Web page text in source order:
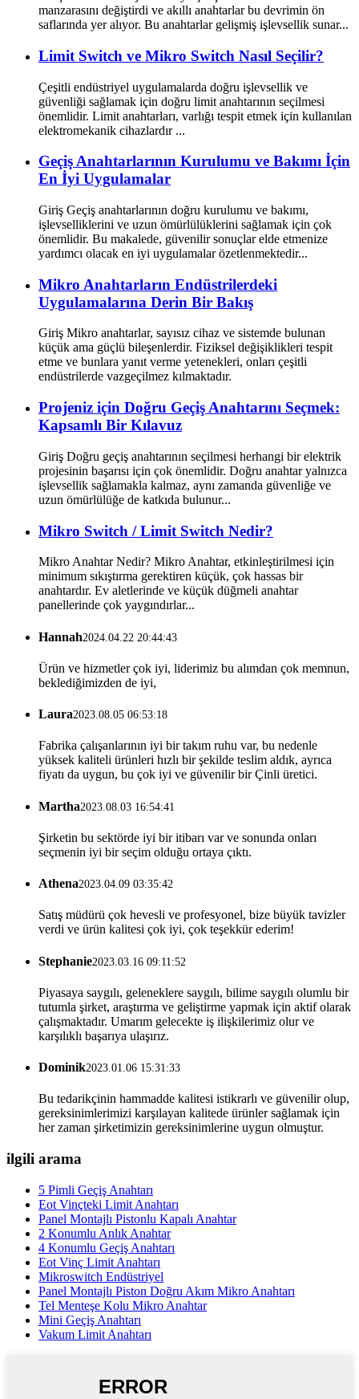
manzarasını değiştirdi ve akıllı anahtarlar bu devrimin ön
saflarında yer alıyor. Bu anahtarlar gelişmiş işlevsellik sunar...
Limit Switch ve Mikro Switch Nasıl Seçilir?
Çeşitli endüstriyel uygulamalarda doğru işlevsellik ve
güvenliği sağlamak için doğru limit anahtarının seçilmesi
önemlidir. Limit anahtarları, varlığı tespit etmek için kullanılan
elektromekanik cihazlardır ...
Geçiş Anahtarlarının Kurulumu ve Bakımı İçin
En İyi Uygulamalar
Giriş Geçiş anahtarlarının doğru kurulumu ve bakımı,
işlevselliklerini ve uzun ömürlülüklerini sağlamak için çok
önemlidir. Bu makalede, güvenilir sonuçlar elde etmenize
yardımcı olacak en iyi uygulamalar özetlenmektedir...
Mikro Anahtarların Endüstrilerdeki
Uygulamalarına Derin Bir Bakış
Giriş Mikro anahtarlar, sayısız cihaz ve sistemde bulunan
küçük ama güçlü bileşenlerdir. Fiziksel değişiklikleri tespit
etme ve bunlara yanıt verme yetenekleri, onları çeşitli
endüstrilerde vazgeçilmez kılmaktadır.
Projeniz için Doğru Geçiş Anahtarını Seçmek:
Kapsamlı Bir Kılavuz
Giriş Doğru geçiş anahtarının seçilmesi herhangi bir elektrik
projesinin başarısı için çok önemlidir. Doğru anahtar yalnızca
işlevsellik sağlamakla kalmaz, aynı zamanda güvenliğe ve
uzun ömürlülüğe de katkıda bulunur...
Mikro Switch / Limit Switch Nedir?
Mikro Anahtar Nedir? Mikro Anahtar, etkinleştirilmesi için
minimum sıkıştırma gerektiren küçük, çok hassas bir
anahtardır. Ev aletlerinde ve küçük düğmeli anahtar
panellerinde çok yaygındırlar...
Hannah2024.04.22 20:44:43
Ürün ve hizmetler çok iyi, liderimiz bu alımdan çok memnun,
beklediğimizden de iyi,
Laura2023.08.05 06:53:18
Fabrika çalışanlarının iyi bir takım ruhu var, bu nedenle
yüksek kaliteli ürünleri hızlı bir şekilde teslim aldık, ayrıca
fiyatı da uygun, bu çok iyi ve güvenilir bir Çinli üretici.
Martha2023.08.03 16:54:41
Şirketin bu sektörde iyi bir itibarı var ve sonunda onları
seçmenin iyi bir seçim olduğu ortaya çıktı.
Athena2023.04.09 03:35:42
Satış müdürü çok hevesli ve profesyonel, bize büyük tavizler
verdi ve ürün kalitesi çok iyi, çok teşekkür ederim!
Stephanie2023.03.16 09:11:52
Piyasaya saygılı, geleneklere saygılı, bilime saygılı olumlu bir
tutumla şirket, araştırma ve geliştirme yapmak için aktif olarak
çalışmaktadır. Umarım gelecekte iş ilişkilerimiz olur ve
karşılıklı başarıya ulaşırız.
Dominik2023.01.06 15:31:33
Bu tedarikçinin hammadde kalitesi istikrarlı ve güvenilir olup,
gereksinimlerimizi karşılayan kalitede ürünler sağlamak için
her zaman şirketimizin gereksinimlerine uygun olmuştur.
ilgili arama
5 Pimli Geçiş Anahtarı
Eot Vinçteki Limit Anahtarı
Panel Montajlı Pistonlu Kapalı Anahtar
2 Konumlu Anlık Anahtar
4 Konumlu Geçiş Anahtarı
Eot Vinç Limit Anahtarı
Mikroswitch Endüstriyel
Panel Montajlı Piston Doğru Akım Mikro Anahtarı
Tel Menteşe Kolu Mikro Anahtar
Mini Geçiş Anahtarı
Vakum Limit Anahtarı